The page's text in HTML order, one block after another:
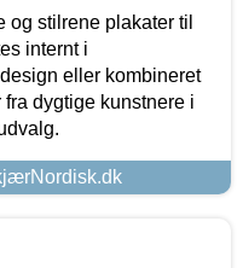
stilrene plakater til
internt i
eller kombineret
dygtige kunstnere i